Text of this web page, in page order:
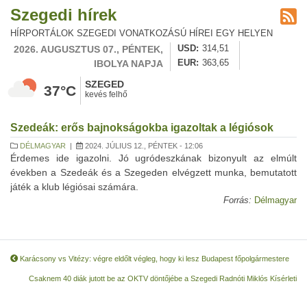
Szegedi hírek
HÍRPORTÁLOK SZEGEDI VONATKOZÁSÚ HÍREI EGY HELYEN
2026. AUGUSZTUS 07., PÉNTEK,
IBOLYA NAPJA
USD
314,51
EUR
363,65
37°C SZEGED
kevés felhő
Szedeák: erős bajnokságokba igazoltak a légiósok
DÉLMAGYAR | 2024. JÚLIUS 12., PÉNTEK - 12:06
Érdemes ide igazolni. Jó ugródeszkának bizonyult az elmúlt
években a Szedeák és a Szegeden elvégzett munka, bemutatott
játék a klub légiósai számára.
Forrás: Délmagyar
Karácsony vs Vitézy: végre eldőlt végleg, hogy ki lesz Budapest főpolgármestere
Csaknem 40 diák jutott be az OKTV döntőjébe a Szegedi Radnóti Miklós Kísérleti